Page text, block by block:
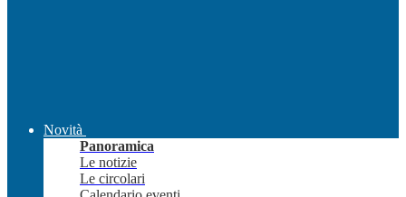
Novità
Panoramica
Le notizie
Le circolari